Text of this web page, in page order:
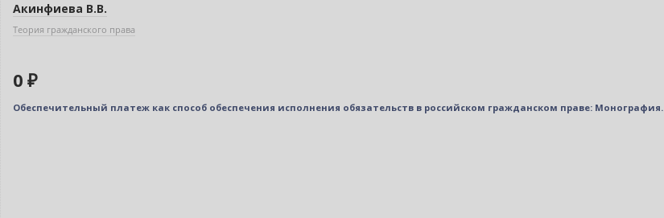
Акинфиева В.В.
Теория гражданского права
0 ₽
Обеспечительный платеж как способ обеспечения исполнения обязательств в российском гражданском праве: Монография.